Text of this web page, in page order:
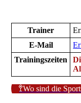
Trainer
E-Mail
Trainingszeiten
🚏Wo sind die